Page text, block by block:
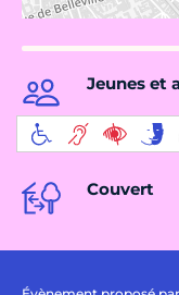
Jeunes et
Couvert